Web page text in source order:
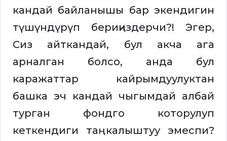
кандай байланышы бар экендигин
түшүндүрүп бериңиздерчи?! Эгер,
Сиз айткандай, бул акча ага
арналган болсо, анда бул
каражаттар кайрымдуулуктан
башка эч кандай чыгымдай албай
турган фондго которулуп
кеткендиги таң калыштуу эмеспи?